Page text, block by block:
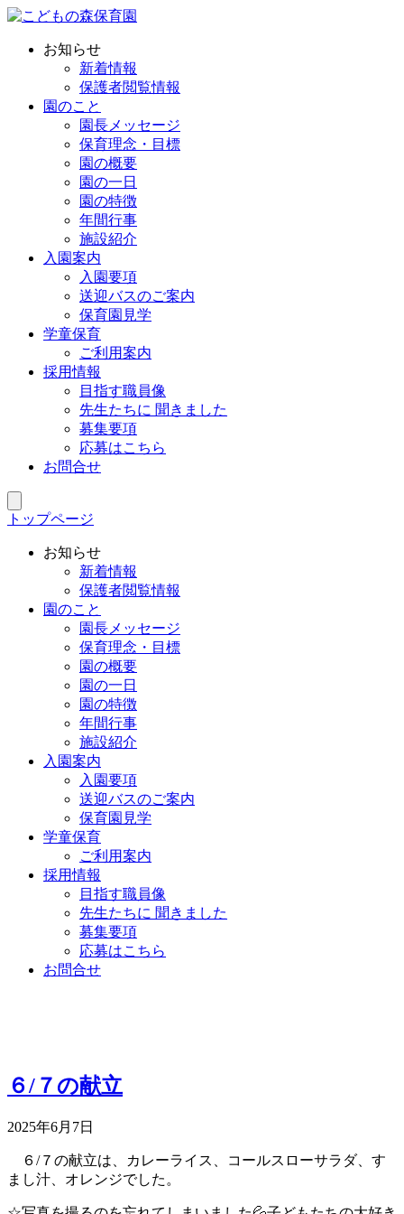
お知らせ
新着情報
保護者閲覧情報
園のこと
園長メッセージ
保育理念・目標
園の概要
園の一日
園の特徴
年間行事
施設紹介
入園案内
入園要項
送迎バスのご案内
保育園見学
学童保育
ご利用案内
採用情報
目指す職員像
先生たちに 聞きました
募集要項
応募はこちら
お問合せ
トップページ
お知らせ
新着情報
保護者閲覧情報
園のこと
園長メッセージ
保育理念・目標
園の概要
園の一日
園の特徴
年間行事
施設紹介
入園案内
入園要項
送迎バスのご案内
保育園見学
学童保育
ご利用案内
採用情報
目指す職員像
先生たちに 聞きました
募集要項
応募はこちら
お問合せ
６/７の献立
2025年6月7日
６/７の献立は、カレーライス、コールスローサラダ、す
まし汁、オレンジでした。